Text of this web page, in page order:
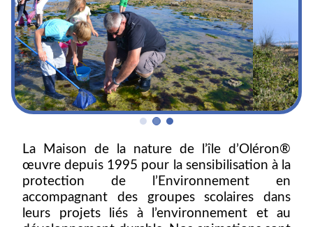
La Maison de la nature de l’île d’Oléron®
œuvre depuis 1995 pour la sensibilisation à la
protection de l’Environnement en
accompagnant des groupes scolaires dans
leurs projets liés à l’environnement et au